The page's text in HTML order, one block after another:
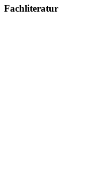
Fachliteratur